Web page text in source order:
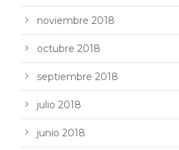
noviembre 2018
octubre 2018
septiembre 2018
julio 2018
junio 2018